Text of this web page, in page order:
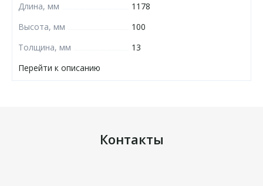
Длина, мм
1178
Высота, мм
100
Толщина, мм
13
Перейти к описанию
Контакты